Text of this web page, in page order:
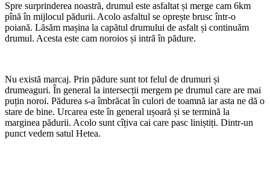
Spre surprinderea noastră, drumul este asfaltat și merge cam 6km
pînă în mijlocul pădurii. Acolo asfaltul se oprește brusc într-o
poiană. Lăsăm mașina la capătul drumului de asfalt și continuăm
drumul. Acesta este cam noroios și intră în pădure.
Nu există marcaj. Prin pădure sunt tot felul de drumuri și
drumeaguri. În general la intersecții mergem pe drumul care are mai
puțin noroi. Pădurea s-a îmbrăcat în culori de toamnă iar asta ne dă o
stare de bine. Urcarea este în general ușoară și se termină la
marginea pădurii. Acolo sunt cîțiva cai care pasc liniștiți. Dintr-un
punct vedem satul Hetea.